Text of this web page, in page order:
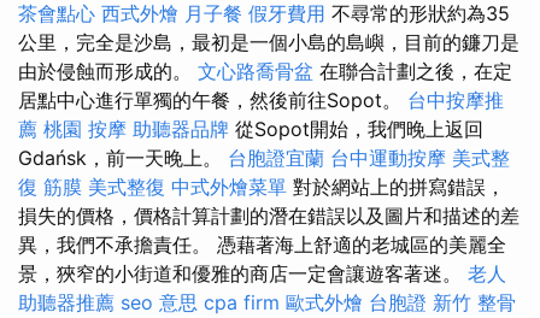
茶會點心 西式外燴 月子餐 假牙費用 不尋常的形狀約為35
公里，完全是沙島，最初是一個小島的島嶼，目前的鐮刀是
由於侵蝕而形成的。 文心路喬骨盆 在聯合計劃之後，在定
居點中心進行單獨的午餐，然後前往Sopot。 台中按摩推
薦 桃園 按摩 助聽器品牌 從Sopot開始，我們晚上返回
Gdańsk，前一天晚上。 台胞證宜蘭 台中運動按摩 美式整
復 筋膜 美式整復 中式外燴菜單 對於網站上的拼寫錯誤，
損失的價格，價格計算計劃的潛在錯誤以及圖片和描述的差
異，我們不承擔責任。 憑藉著海上舒適的老城區的美麗全
景，狹窄的小街道和優雅的商店一定會讓遊客著迷。 老人
助聽器推薦 seo 意思 cpa firm 歐式外燴 台胞證 新竹 整骨